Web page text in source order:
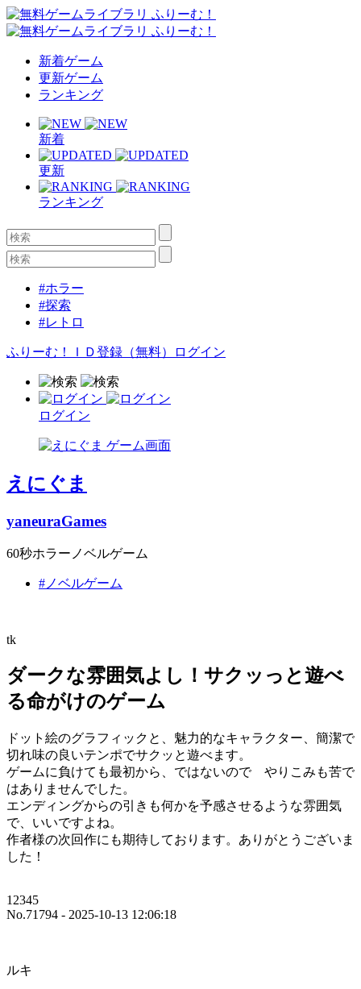
新着ゲーム
更新ゲーム
ランキング
新着
更新
ランキング
#ホラー
#探索
#レトロ
ふりーむ！ＩＤ登録（無料） ログイン
ログイン
えにぐま
yaneuraGames
60秒ホラーノベルゲーム
#ノベルゲーム
tk
ダークな雰囲気よし！サクッっと遊べ
る命がけのゲーム
ドット絵のグラフィックと、魅力的なキャラクター、簡潔で
切れ味の良いテンポでサクッと遊べます。
ゲームに負けても最初から、ではないので やりこみも苦で
はありませんでした。
エンディングからの引きも何かを予感させるような雰囲気
で、いいですよね。
作者様の次回作にも期待しております。ありがとうございま
した！
12345
No.71794 - 2025-10-13 12:06:18
ルキ